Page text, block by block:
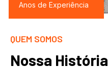
QUEM SOMOS
Nossa História
Anos de Experiência